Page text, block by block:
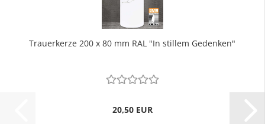
Trauerkerze 200 x 80 mm RAL "In stillem Gedenken"
20,50 EUR